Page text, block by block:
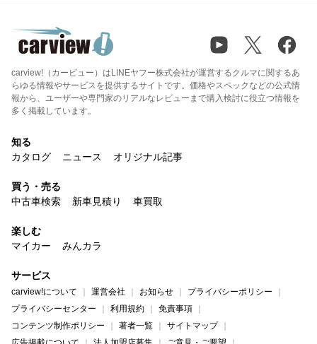
carview!（カービュー）はLINEヤフー株式会社が運営するクルマに関するあ
らゆる情報やサービスを提供するサイトです。価格やスペックなどの公式情
報から、ユーザーや専門家のリアルなレビューまで購入検討に役立つ情報を
多く掲載しています。
知る
カタログ
ニュース オリジナル記事
買う・売る
中古車検索
新車見積り 車買取
楽しむ
マイカー
みんカラ
サービス
carview!について 運営会社 お知らせ
プライバシーポリシー
プライバシーセンター
利用規約
免責事項
コンテンツ制作ポリシー
著者一覧
サイトマップ